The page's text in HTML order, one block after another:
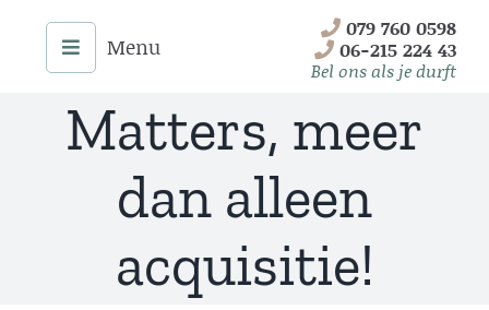
content
079 760 0598
06-215 224 43
Bel ons als je durft
New Business
Matters, meer
dan alleen
acquisitie!